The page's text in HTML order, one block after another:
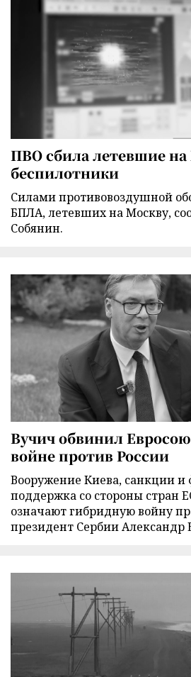
ПВО сбила летевшие на
беспилотники
Силами противовоздушной
БПЛА, летевших на Москву,
Собянин.
Вучич обвинил
войне против России
Вооружение Киева, санкции и
поддержка со стороны стран
означают гибридную войну
президент Сербии Александр